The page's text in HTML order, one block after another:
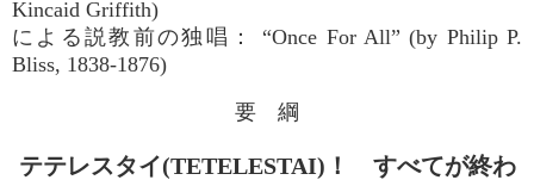
Kincaid Griffith)
による説教前の独唱： “Once For All” (by Philip P.
Bliss, 1838-1876)
要 綱
テテレスタイ(TETELESTAI)！ すべてが終わ